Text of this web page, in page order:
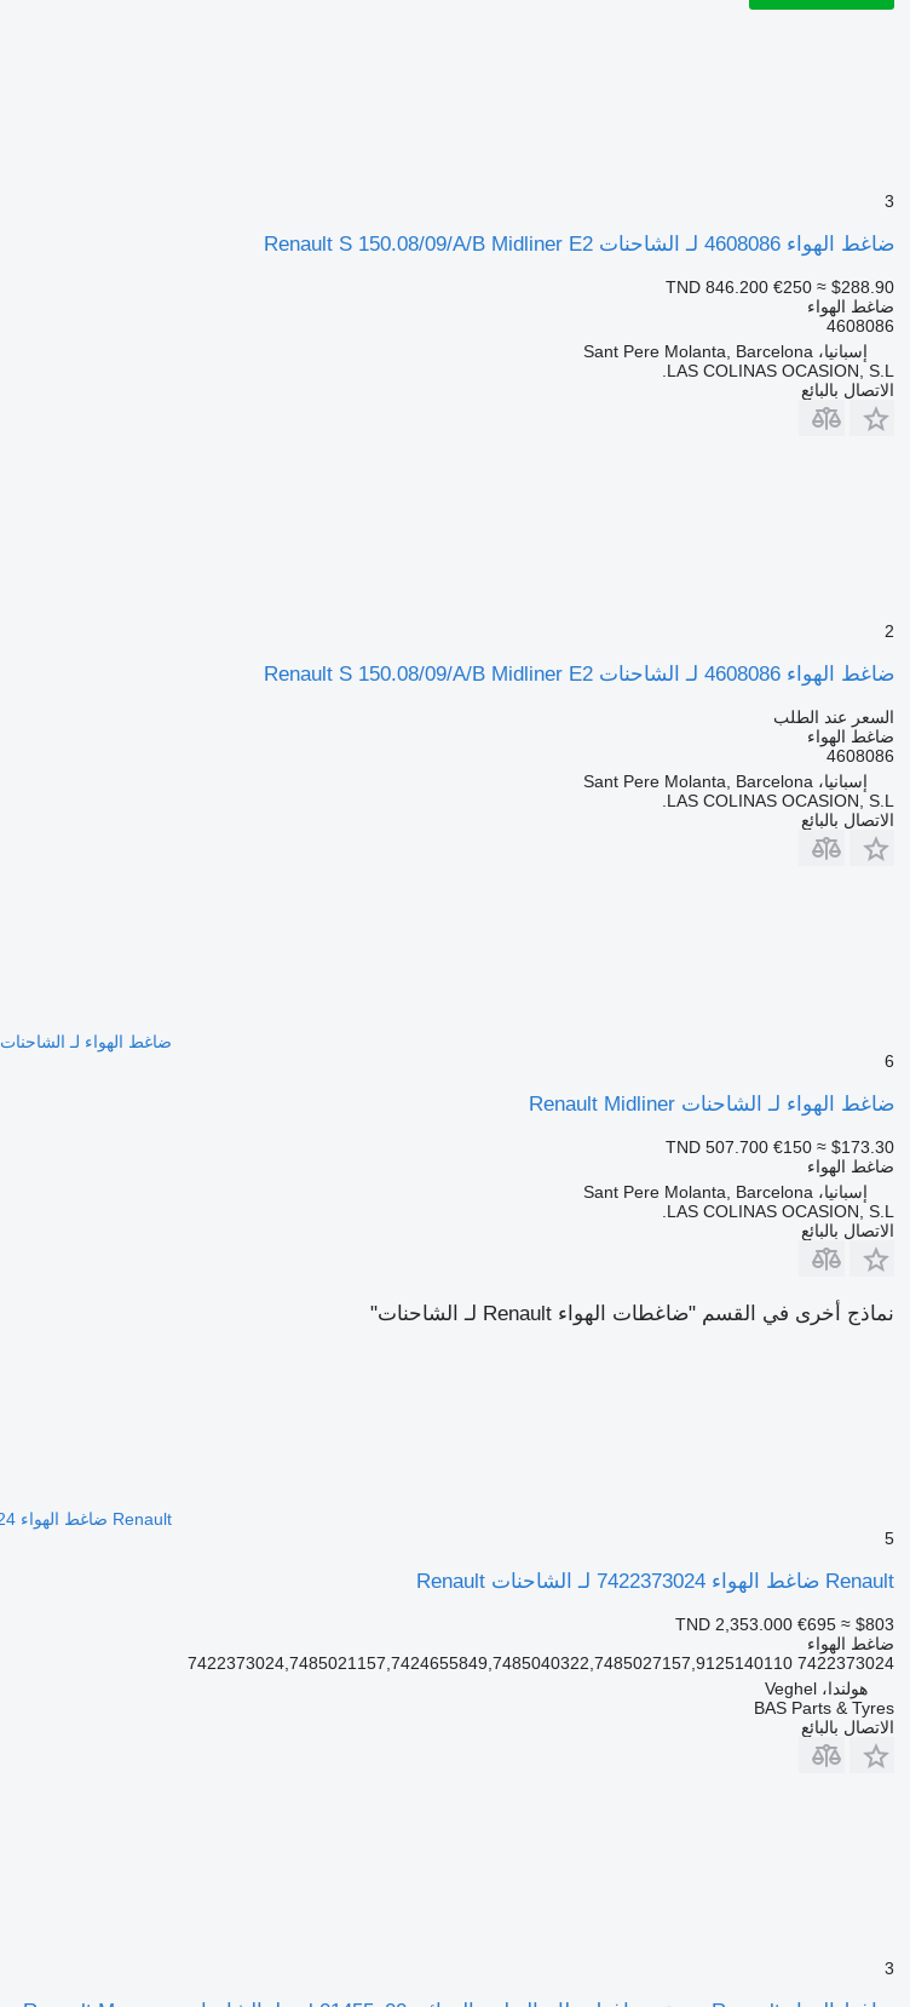
3
ضاغط الهواء 4608086 لـ الشاحنات Renault S 150.08/09/A/B Midliner E2
TND 846.200 €250 ≈ $288.90
ضاغط الهواء
4608086
إسبانيا، Sant Pere Molanta, Barcelona
LAS COLINAS OCASION, S.L.
الاتصال بالبائع
2
ضاغط الهواء 4608086 لـ الشاحنات Renault S 150.08/09/A/B Midliner E2
السعر عند الطلب
ضاغط الهواء
4608086
إسبانيا، Sant Pere Molanta, Barcelona
LAS COLINAS OCASION, S.L.
الاتصال بالبائع
ضاغط الهواء لـ الشاحنات Renault Midliner
6
ضاغط الهواء لـ الشاحنات Renault Midliner
TND 507.700 €150 ≈ $173.30
ضاغط الهواء
إسبانيا، Sant Pere Molanta, Barcelona
LAS COLINAS OCASION, S.L.
الاتصال بالبائع
نماذج أخرى في القسم "ضاغطات الهواء Renault لـ الشاحنات"
Renault ضاغط الهواء 7422373024 لـ الشاحنات Renault
5
Renault ضاغط الهواء 7422373024 لـ الشاحنات Renault
TND 2,353.000 €695 ≈ $803
ضاغط الهواء
7422373024 7422373024,7485021157,7424655849,7485040322,7485027157,9125140110
هولندا، Veghel
BAS Parts & Tyres
الاتصال بالبائع
3